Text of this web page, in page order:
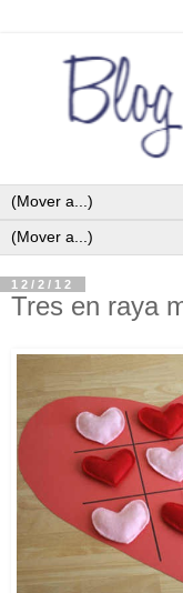
12/2/12
Tres en raya